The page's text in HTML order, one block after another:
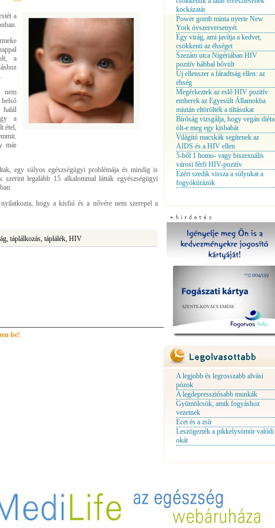
a
a
halál
a
étel,
már
egy súlyos egészségügyi problémája és mindig is
legalább 15 alkalommal látták egyészségügyi
hogy a kisfiú és a nővére nem szerepel a
táplálkozás, táplálék, HIV
be!
kockázatát
Power gomb minta nyerte New
York óvszerversenyét
Egy virág, ami javítja a kedvet,
csökkenti az éhséget
Szezám utca Nigériában HIV
pozitív bábbal bővült
Új ellenszer a fáradtság ellen: az
éhség
Megérkeztek az eslő HIV pozitív
emberek az Egyesült Államokba
miután eltörölték a tiltásukat
Bíróság vizsgálja, hogy vegán diéta
ölt-e meg egy kisbabát
Világító macskák segítenek az
AIDS és a HIV ellen
5-ből 1 homo- vagy biszexuális
városi férfi HIV-pozitív
Ezért szedik vissza a súlyukat a
fogyókúrázók
A legjobb és legrosszabb alvási
pózok
A legdepressziósabb munkák
Gyümölcsök, amik fogyáshoz
vezetnek
Ecet és a zsír
Leszögezték a pikkelysömör valódi
okát